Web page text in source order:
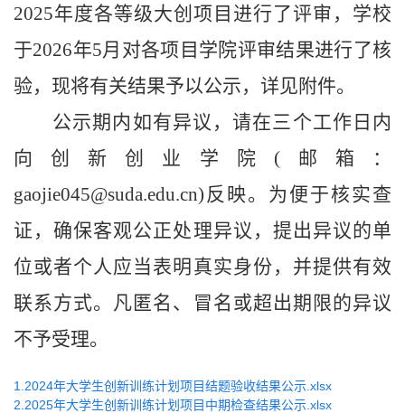
2025年度各等级大创项目进行了评审 ，学校
于2026年5月对各项目 学院评审结果进行了核
验，现将有关结果予以公示，详见附件。
公示期内如有异议，请在三个工作日内
向创新创业学院 (邮箱：
gaojie045@suda.edu.cn) 反映。为便于核实查
证，确保客观公正处理异议，提出异议的单
位或者个人应当表明真实身份，并提供有效
联系方式。凡匿名、冒名或超出期限的异议
不予受理。
1.2024年大学生创新训练计划项目结题验收结果公示.xlsx
2.2025年大学生创新训练计划项目中期检查结果公示.xlsx